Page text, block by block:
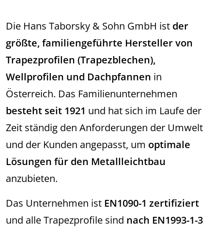
Die Hans Taborsky & Sohn GmbH ist der
größte, familiengeführte Hersteller von
Trapezprofilen (Trapezblechen),
Wellprofilen und Dachpfannen in
Österreich. Das Familienunternehmen
besteht seit 1921 und hat sich im Laufe der
Zeit ständig den Anforderungen der Umwelt
und der Kunden angepasst, um optimale
Lösungen für den Metallleichtbau
anzubieten.
Das Unternehmen ist EN1090-1 zertifiziert
und alle Trapezprofile sind nach EN1993-1-3